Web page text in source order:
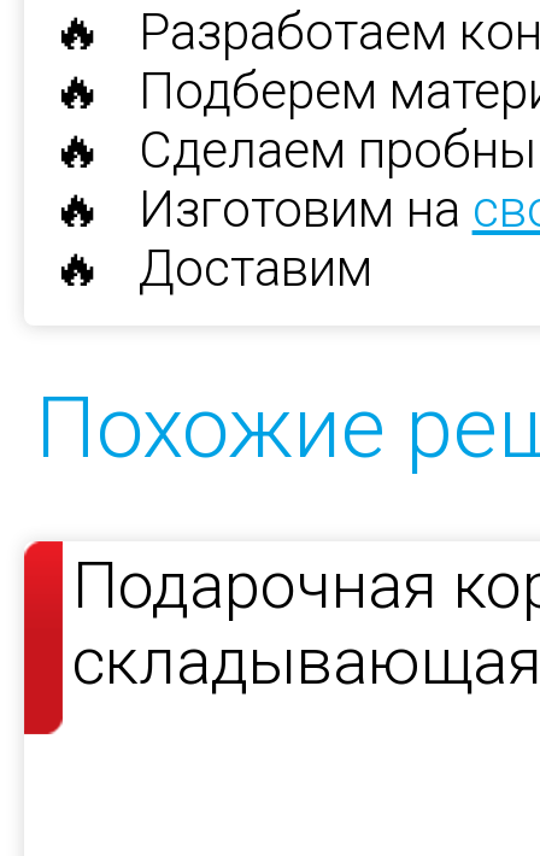
🔥 Разработаем
🔥 Подберем
🔥 Сделаем
🔥 Изготовим на
🔥 Доставим
Похожие
Подарочная